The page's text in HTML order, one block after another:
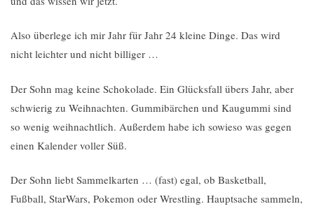
Also überlege ich mir Jahr für Jahr 24 kleine Dinge. Das wird
nicht leichter und nicht billiger …
Der Sohn mag keine Schokolade. Ein Glücksfall übers Jahr, aber
schwierig zu Weihnachten. Gummibärchen und Kaugummi sind
so wenig weihnachtlich. Außerdem habe ich sowieso was gegen
einen Kalender voller Süß.
Der Sohn liebt Sammelkarten … (fast) egal, ob Basketball,
Fußball, StarWars, Pokemon oder Wrestling. Hauptsache sammeln,